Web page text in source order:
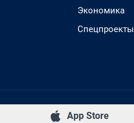
Экономика
Спецпроекты
App Store